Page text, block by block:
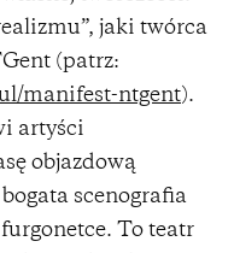
jaki twórca
(patrz:
manifest-ntgent).
artyści
objazdową
scenografia
To teatr